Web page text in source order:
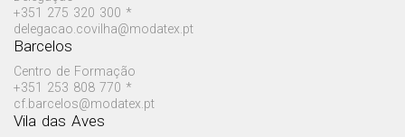
+351 275 320 300 *
delegacao.covilha@modatex.pt
Barcelos
Centro de Formação
+351 253 808 770 *
cf.barcelos@modatex.pt
Vila das Aves